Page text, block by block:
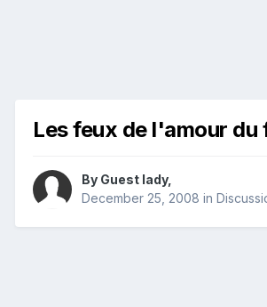
Les feux de l'amour du
By Guest lady,
December 25, 2008 in